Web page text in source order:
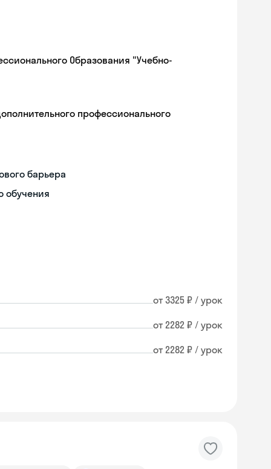
Образования "Учебно-
профессионального
барьера
обучения
от 3325 ₽ / урок
от 2282 ₽ / урок
от 2282 ₽ / урок